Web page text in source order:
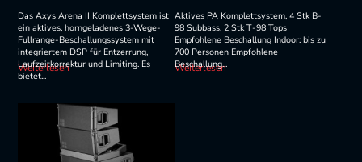
Das Axys Arena II Komplettsystem ist
ein aktives, horngeladenes 3-Wege-
Fullrange-Beschallungssystem mit
integriertem DSP für Entzerrung,
Laufzeitkorrektur und Limiting. Es
bietet...
Weiterlesen
Aktives PA Komplettsystem, 4 Stk B-
98 Subbass, 2 Stk T-98 Tops
Empfohlene Beschallung Indoor: bis zu
700 Personen Empfohlene
Beschallung...
Weiterlesen